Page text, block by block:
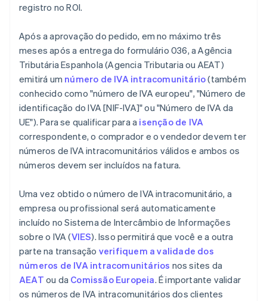
registro no ROI.
Após a aprovação do pedido, em no máximo três
meses após a entrega do formulário 036, a Agência
Tributária Espanhola (Agencia Tributaria ou AEAT)
emitirá um número de IVA intracomunitário(também
conhecido como "número de IVA europeu", "Número de
identificação do IVA [NIF-IVA]" ou "Número de IVA da
UE"). Para se qualificar para a isenção de IVA
correspondente, o comprador e o vendedor devem ter
números de IVA intracomunitários válidos e ambos os
números devem ser incluídos na fatura.
Uma vez obtido o número de IVA intracomunitário, a
empresa ou profissional será automaticamente
incluído no Sistema de Intercâmbio de Informações
sobre o IVA (VIES). Isso permitirá que você e a outra
parte na transação verifiquem a validade dos
números de IVA intracomunitários nos sites da
AEAT ou da Comissão Europeia. É importante validar
os números de IVA intracomunitários dos clientes